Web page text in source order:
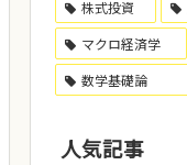
株式投資
マクロ経済学
数学基礎論
人気記事